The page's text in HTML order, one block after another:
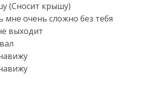
(Сносит крышу)
мне очень сложно без тебя
выходит